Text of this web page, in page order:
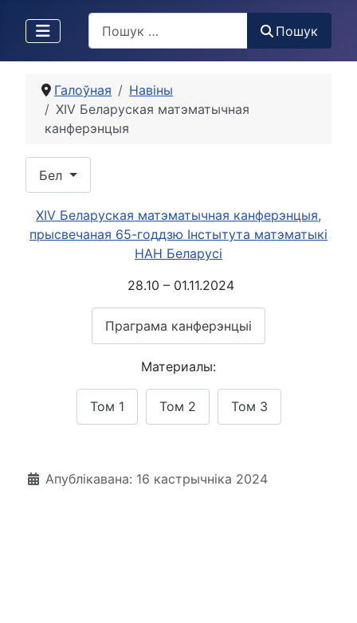
Пошук
Галоўная
Навіны
XIV Беларуская матэматычная
канферэнцыя
Бел
XIV Беларуская матэматычная канферэнцыя,
прысвечаная 65-годдзю Інстытута матэматыкі
НАН Беларусі
28.10 – 01.11.2024
Праграма канферэнцыі
Материалы:
Том 1 Том 2 Том 3
Падрабязнасці
Апублікавана: 16 кастрычніка 2024